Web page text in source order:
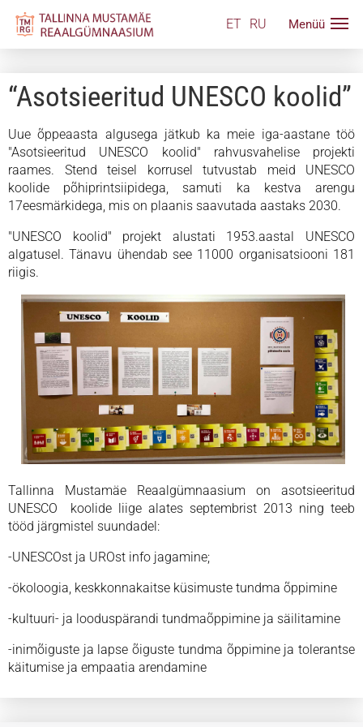
ET RU
“Asotsieeritud UNESCO koolid”
Uue õppeaasta algusega jätkub ka meie iga-aastane töö
"Asotsieeritud UNESCO koolid" rahvusvahelise projekti
raames. Stend teisel korrusel tutvustab meid UNESCO
koolide põhiprintsiipidega, samuti ka kestva arengu
17eesmärkidega, mis on plaanis saavutada aastaks 2030.
"UNESCO koolid" projekt alustati 1953.aastal UNESCO
algatusel. Tänavu ühendab see 11000 organisatsiooni 181
riigis.
Tallinna Mustamäe Reaalgümnaasium on asotsieeritud
UNESCO koolide liige alates septembrist 2013 ning teeb
tööd järgmistel suundadel:
-UNESCOst ja UROst info jagamine;
-ökoloogia, keskkonnakaitse küsimuste tundma õppimine
-kultuuri- ja looduspärandi tundmaõppimine ja säilitamine
-inimõiguste ja lapse õiguste tundma õppimine ja tolerantse
käitumise ja empaatia arendamine